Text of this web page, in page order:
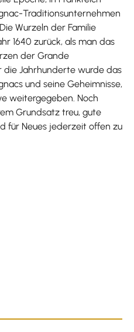
Traditionsunternehmen
Wurzeln der Familie
1640 zurück, als man das
der Grande
Jahrhunderte wurde das
und seine Geheimnisse,
weitergegeben. Noch
Grundsatz treu, gute
für Neues jederzeit offen zu